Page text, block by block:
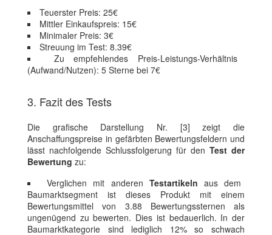
Teuerster Preis: 25€
Mittler Einkaufspreis: 15€
Minimaler Preis: 3€
Streuung im Test: 8.39€
Zu empfehlendes Preis-Leistungs-Verhältnis
(Aufwand/Nutzen): 5 Sterne bei 7€
3. Fazit des Tests
Die grafische Darstellung Nr. [3] zeigt die
Anschaffungspreise in gefärbten Bewertungsfeldern und
lässt nachfolgende Schlussfolgerung für den Test der
Bewertung zu:
Verglichen mit anderen Testartikeln aus dem
Baumarktsegment ist dieses Produkt mit einem
Bewertungsmittel von 3.88 Bewertungssternen als
ungenügend zu bewerten. Dies ist bedauerlich. In der
Baumarktkategorie sind lediglich 12% so schwach